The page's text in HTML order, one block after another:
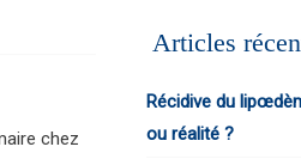
chez
Articles
Récidive du
ou réalité ?